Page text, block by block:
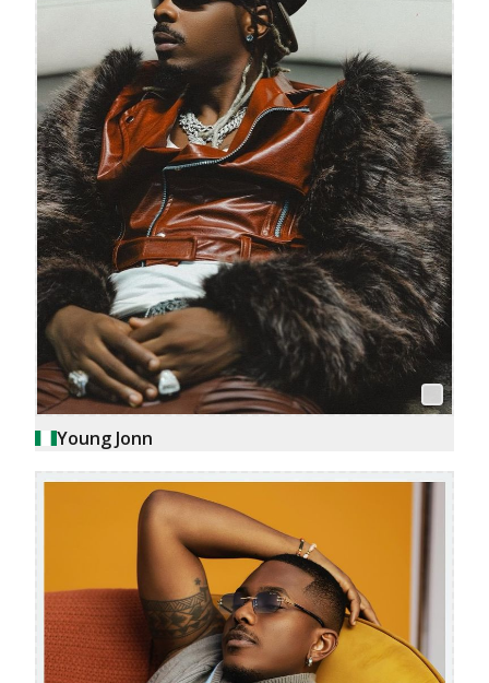
Young Jonn